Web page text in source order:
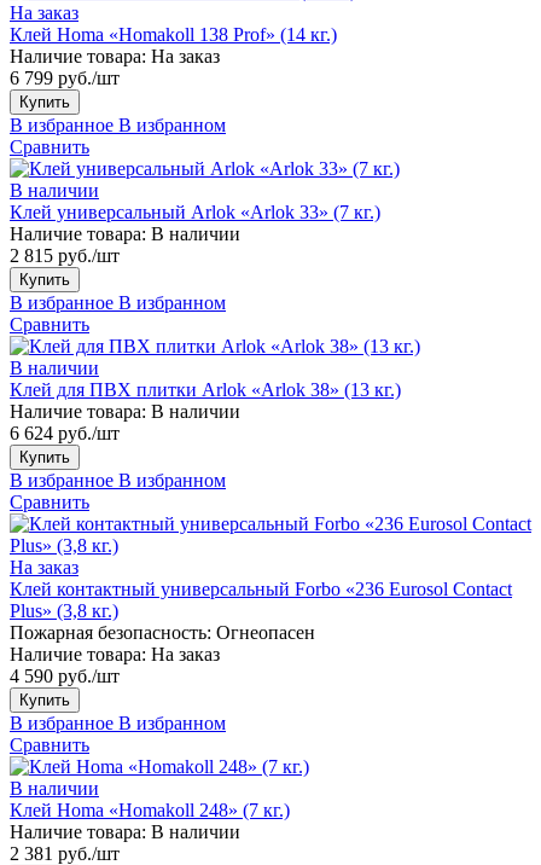
На заказ
Клей Homa «Homakoll 138 Prof» (14 кг.)
Наличие товара: На заказ
6 799 руб./шт
Купить
В избранное В избранном
Сравнить
В наличии
Клей универсальный Arlok «Arlok 33» (7 кг.)
Наличие товара: В наличии
2 815 руб./шт
Купить
В избранное В избранном
Сравнить
В наличии
Клей для ПВХ плитки Arlok «Arlok 38» (13 кг.)
Наличие товара: В наличии
6 624 руб./шт
Купить
В избранное В избранном
Сравнить
На заказ
Клей контактный универсальный Forbo «236 Eurosol Contact
Plus» (3,8 кг.)
Пожарная безопасность: Огнеопасен
Наличие товара: На заказ
4 590 руб./шт
Купить
В избранное В избранном
Сравнить
В наличии
Клей Homa «Homakoll 248» (7 кг.)
Наличие товара: В наличии
2 381 руб./шт